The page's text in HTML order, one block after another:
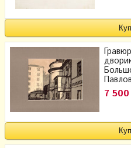
7 500